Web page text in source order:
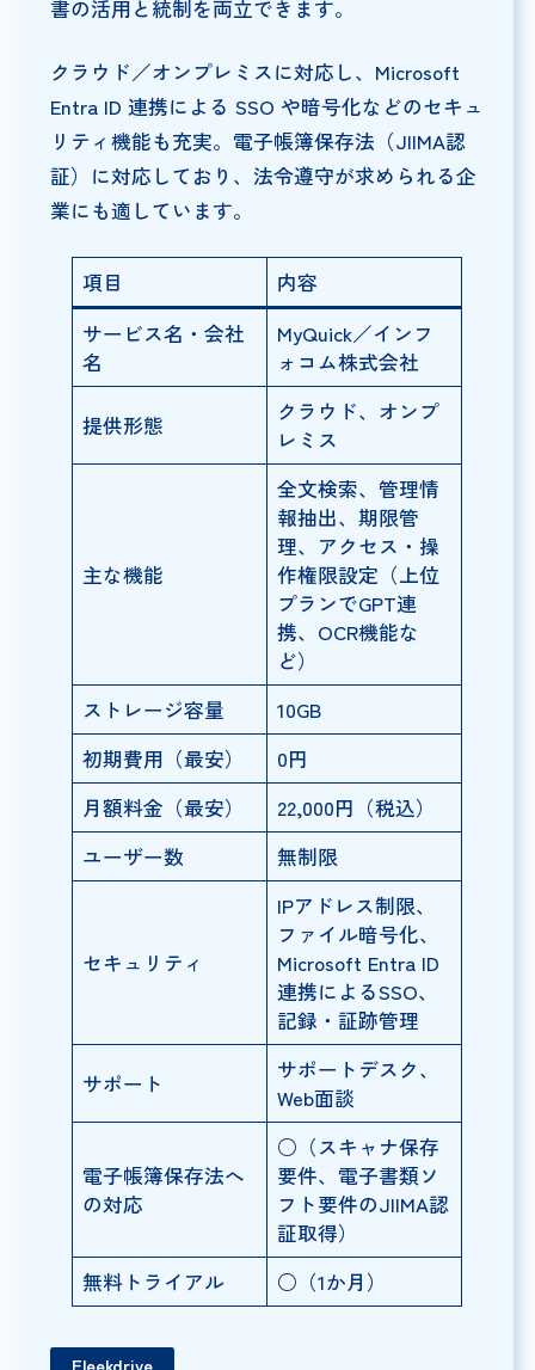
書の活用と統制を両立できます。
クラウド／オンプレミスに対応し、Microsoft
Entra ID 連携による SSO や暗号化などのセキュ
リティ機能も充実。電子帳簿保存法（JIIMA認
証）に対応しており、法令遵守が求められる企
業にも適しています。
項目
内容
サービス名・会社
名
MyQuick／インフ
ォコム株式会社
提供形態
クラウド、オンプ
レミス
主な機能
全文検索、管理情
報抽出、期限管
理、アクセス・操
作権限設定（上位
プランでGPT連
携、OCR機能な
ど）
ストレージ容量
10GB
初期費用（最安）
0円
月額料金（最安）
22,000円（税込）
ユーザー数
無制限
セキュリティ
IPアドレス制限、
ファイル暗号化、
Microsoft Entra ID
連携によるSSO、
記録・証跡管理
サポート
サポートデスク、
Web面談
電子帳簿保存法へ
の対応
○（スキャナ保存
要件、電子書類ソ
フト要件のJIIMA認
証取得）
無料トライアル
○（1か月）
Fleekdrive